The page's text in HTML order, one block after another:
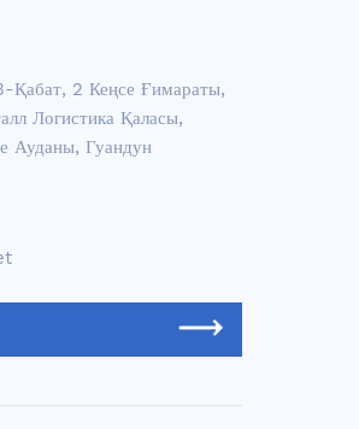
2 Кеңсе Ғимараты,
Логистика Қаласы,
Ауданы, Гуандун